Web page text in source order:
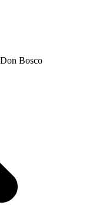
Bosco